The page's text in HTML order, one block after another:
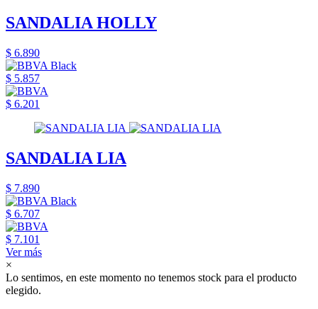
SANDALIA HOLLY
$ 6.890
$ 5.857
$ 6.201
SANDALIA LIA
$ 7.890
$ 6.707
$ 7.101
Ver más
×
Lo sentimos, en este momento no tenemos stock para el producto
elegido.